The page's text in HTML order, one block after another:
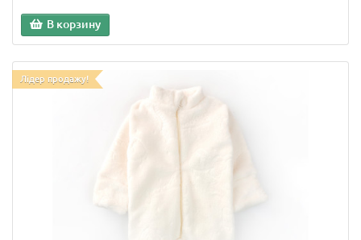
В корзину
Лідер продажу!